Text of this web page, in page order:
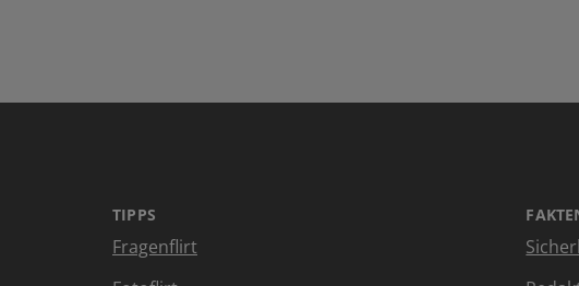
TIPPS
Fragenflirt